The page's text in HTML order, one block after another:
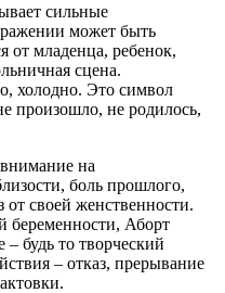
сильные
может быть
от младенца, ребенок,
сцена.
холодно. Это символ
произошло, не родилось,
на
боль прошлого,
от своей женственности.
беременности, Аборт
будь то творческий
– отказ, прерывание